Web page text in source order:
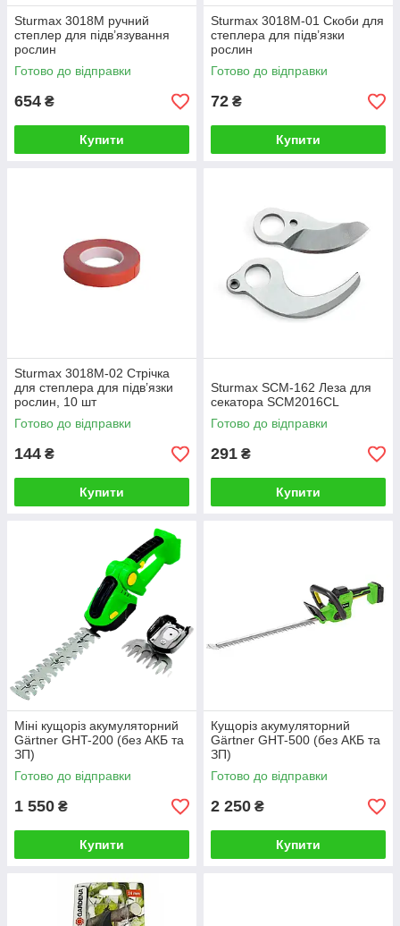
Sturmax 3018M ручний
степлер для підв’язування
рослин
Готово до відправки
654 ₴
Купити
Sturmax 3018M-01 Скоби для
степлера для підв’язки
рослин
Готово до відправки
72 ₴
Купити
Sturmax 3018M-02 Стрічка
для степлера для підв’язки
рослин, 10 шт
Готово до відправки
144 ₴
Купити
Sturmax SCM-162 Леза для
секатора SCM2016CL
Готово до відправки
291 ₴
Купити
Міні кущоріз акумуляторний
Gärtner GHT-200 (без АКБ та
ЗП)
Готово до відправки
1 550 ₴
Купити
Кущоріз акумуляторний
Gärtner GHT-500 (без АКБ та
ЗП)
Готово до відправки
2 250 ₴
Купити